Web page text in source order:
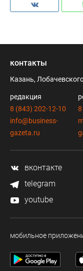
контакты
Казань,
редакция
8 (843) 202-12-10
info@business-
gazeta.ru
вконтакте
telegram
youtube
мобильное